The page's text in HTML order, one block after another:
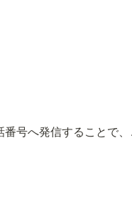
号へ発信することで